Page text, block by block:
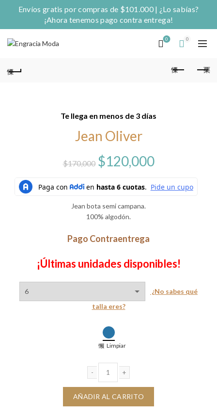
Envíos gratis por compras de $101.000 | ¿Lo sabías?
¡Ahora tenemos pago contra entrega!
0 0
Te llega en menos de 3 días
Jean Oliver
$170,000 El
precio
original
era:
$170,000.
$120,000El
precio
Jean bota semi campana.
100% algodón.
Pago Contraentrega
¡Últimas unidades disponibles!
¿No sabes qué
talla eres?
Limpiar
Jean Oliver cantidad
AÑADIR AL CARRITO